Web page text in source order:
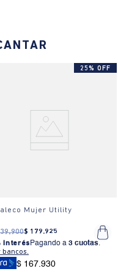
material ligero similar al
y moderno. Es una opción
25% OFF
Mujer Utility
.900$ 179.925
Interés Pagando a 3 cuotas.
bancos.
$ 167.930